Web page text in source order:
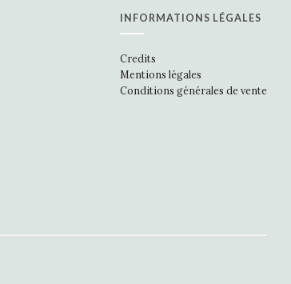
INFORMATIONS LÉGALES
Credits
Mentions légales
Conditions générales de vente